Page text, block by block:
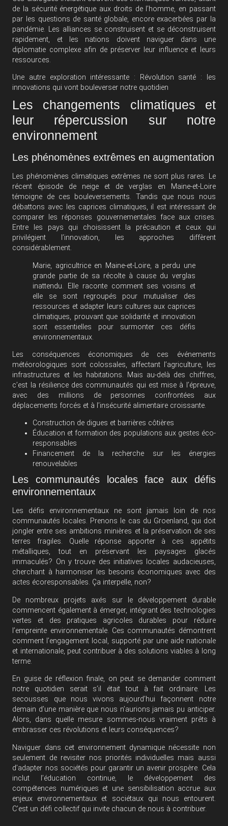
de la sécurité énergétique aux droits de l’homme, en passant
par les questions de santé globale, encore exacerbées par la
pandémie. Les alliances se construisent et se déconstruisent
rapidement, et les nations doivent naviguer dans une
diplomatie complexe afin de préserver leur influence et leurs
ressources.
Une autre exploration intéressante :
Révolution santé : les
innovations qui vont bouleverser notre quotidien
Les changements climatiques et
leur répercussion sur notre
environnement
Les phénomènes extrêmes en augmentation
Les phénomènes climatiques extrêmes ne sont plus rares. Le
récent épisode de neige et de verglas en Maine-et-Loire
témoigne de ces bouleversements. Tandis que nous nous
débattons avec les caprices climatiques, il est intéressant de
comparer les réponses gouvernementales face aux crises.
Entre les pays qui choisissent la précaution et ceux qui
privilégient l’innovation, les approches diffèrent
considérablement.
Marie, agricultrice en Maine-et-Loire, a perdu une
grande partie de sa récolte à cause du verglas
inattendu. Elle raconte comment ses voisins et
elle se sont regroupés pour mutualiser des
ressources et adapter leurs cultures aux caprices
climatiques, prouvant que solidarité et innovation
sont essentielles pour surmonter ces défis
environnementaux.
Les conséquences économiques de ces événements
météorologiques sont colossales, affectant l’agriculture, les
infrastructures et les habitations. Mais au-delà des chiffres,
c’est la résilience des communautés qui est mise à l’épreuve,
avec des millions de personnes confrontées aux
déplacements forcés et à l’insécurité alimentaire croissante.
Construction de digues et barrières côtières
Éducation et formation des populations aux gestes éco-
responsables
Financement de la recherche sur les énergies
renouvelables
Les communautés locales face aux défis
environnementaux
Les défis environnementaux ne sont jamais loin de nos
communautés locales. Prenons le cas du Groenland, qui doit
jongler entre ses ambitions minières et la préservation de ses
terres fragiles. Quelle réponse apporter à ces appétits
métalliques, tout en préservant les paysages glacés
immaculés? On y trouve des initiatives locales audacieuses,
cherchant à harmoniser les besoins économiques avec des
actes écoresponsables. Ça interpelle, non?
De nombreux projets axés sur le développement durable
commencent également à émerger, intégrant des technologies
vertes et des pratiques agricoles durables pour réduire
l’empreinte environnementale. Ces communautés démontrent
comment l’engagement local, supporté par une aide nationale
et internationale, peut contribuer à des solutions viables à long
terme.
En guise de réflexion finale, on peut se demander comment
notre quotidien serait s’il était tout à fait ordinaire. Les
secousses que nous vivons aujourd’hui façonnent notre
demain d’une manière que nous n’aurions jamais pu anticiper.
Alors, dans quelle mesure sommes-nous vraiment prêts à
embrasser ces révolutions et leurs conséquences?
Naviguer dans cet environnement dynamique nécessite non
seulement de revisiter nos priorités individuelles mais aussi
d’adapter nos sociétés pour garantir un avenir prospère. Cela
inclut l’éducation continue, le développement des
compétences numériques et une sensibilisation accrue aux
enjeux environnementaux et sociétaux qui nous entourent.
C’est un défi collectif qui invite chacun de nous à contribuer.